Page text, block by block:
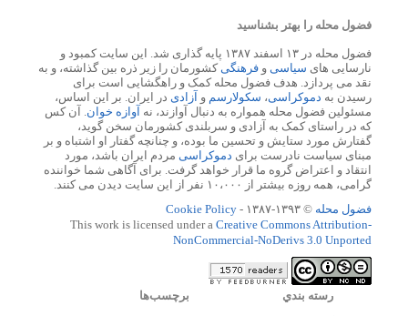
فضول محله را بهتر بشناسید
فضول محله در ۱۳ اسفند ۱۳۸۷ پایه گذاری شد. این سایت کمبود و
نارسایی های سیاسی و فرهنگیکشورمان را زیر ذره بین گذاشته، و به
نقد می پردازد. هدف فضول محله کمک و راهگشایی است برای
رسیدن به دموکراسی، سکولارسم و آزادی در ایران. بر این اساس،
مسئولین فضول محله همواره به دنبال آوازند، نه آوازه خوان. آن کس
که در راستای کمک به آزادی و سربلندی کشورمان سخن گوید،
گفتارش مورد ستایش و تحسین ما بوده، و چنانچه گفتار او اشتباه و بر
مبنای سیاست نادرست برای دموکراسی مردم ایران باشد، مورد
انتقاد و اعتراض گروه ما قرار خواهد گرفت. برای آگاهی شما خواننده
گرامی، همه روزه بیشتر از ۱۰،۰۰۰ نفر از این سایت دیدن می کنند.
فضول محله © ۱۳۹۳-۱۳۸۷ -
Cookie Policy
This work is licensed under a Creative Commons Attribution-
NonCommercial-NoDerivs 3.0 Unported
رسته بندي برچسب‌ها